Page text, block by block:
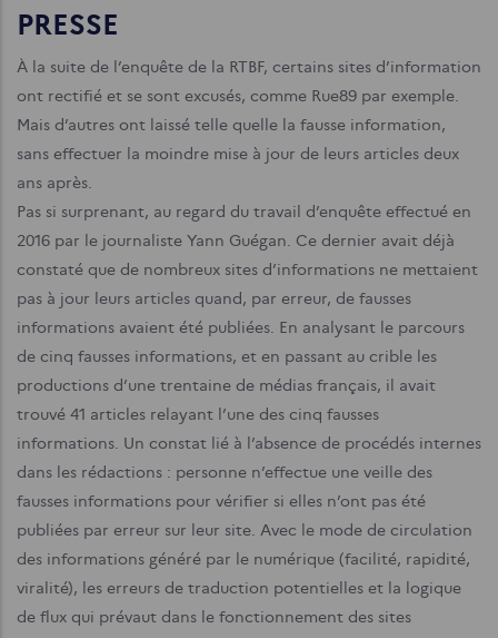
PRESSE
À la suite de l’enquête de la RTBF, certains sites d’information
ont rectifié et se sont excusés, comme Rue89 par exemple.
Mais d’autres ont laissé telle quelle la fausse information,
sans effectuer la moindre mise à jour de leurs articles deux
ans après.
Pas si surprenant, au regard du travail d’enquête effectué en
2016 par le journaliste Yann Guégan. Ce dernier avait déjà
constaté que de nombreux sites d’informations ne mettaient
pas à jour leurs articles quand, par erreur, de fausses
informations avaient été publiées. En analysant le parcours
de cinq fausses informations, et en passant au crible les
productions d’une trentaine de médias français, il avait
trouvé 41 articles relayant l’une des cinq fausses
informations. Un constat lié à l’absence de procédés internes
dans les rédactions : personne n’effectue une veille des
fausses informations pour vérifier si elles n’ont pas été
publiées par erreur sur leur site. Avec le mode de circulation
des informations généré par le numérique (facilité, rapidité,
viralité), les erreurs de traduction potentielles et la logique
de flux qui prévaut dans le fonctionnement des sites